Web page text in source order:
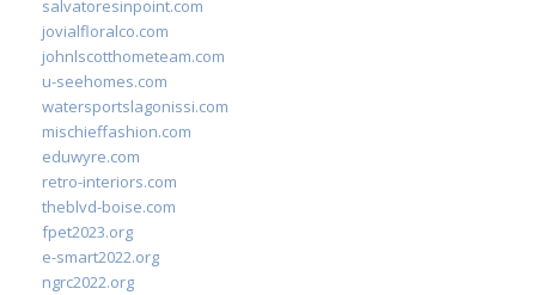
salvatoresinpoint.com
jovialfloralco.com
johnlscotthometeam.com
u-seehomes.com
watersportslagonissi.com
mischieffashion.com
eduwyre.com
retro-interiors.com
theblvd-boise.com
fpet2023.org
e-smart2022.org
ngrc2022.org